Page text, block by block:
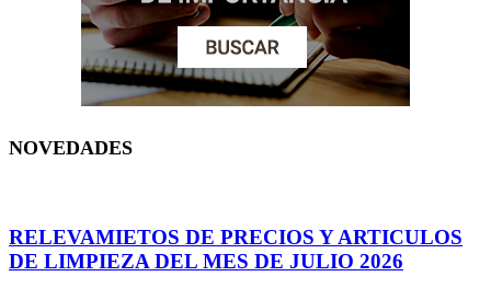
NOVEDADES
RELEVAMIETOS DE PRECIOS Y ARTICULOS
DE LIMPIEZA DEL MES DE JULIO 2026